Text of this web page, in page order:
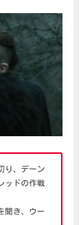
り、デーン
ッドの作戦
聞き、ウー